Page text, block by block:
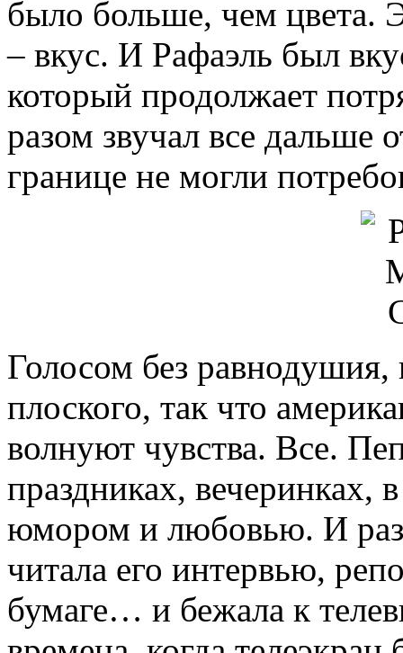
было больше, чем цвета.
– вкус. И Рафаэль был
который продолжает
разом звучал все дальше
границе не могли
Голосом без
плоского, так что
волнуют чувства. Все.
праздниках, вечеринках,
юмором и любовью. И
читала его интервью,
бумаге… и бежала к